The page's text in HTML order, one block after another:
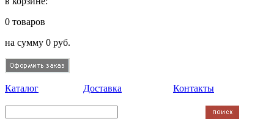
0 товаров
на сумму 0 руб.
Каталог Доставка Контакты